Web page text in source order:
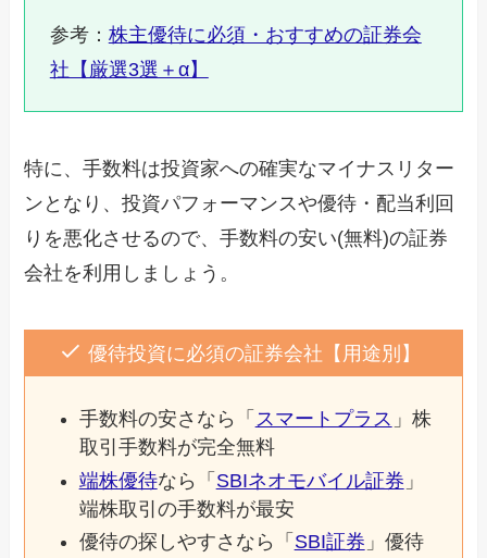
参考： 株主優待に必須・おすすめの証券会
社【厳選3選＋α】
特に、手数料は投資家への確実なマイナスリター
ンとなり、投資パフォーマンスや優待・配当利回
りを悪化させるので、手数料の安い(無料)の証券
会社を利用しましょう。
優待投資に必須の証券会社【用途別】
手数料の安さなら「 スマートプラス 」株
取引手数料が完全無料
端株優待なら「 SBIネオモバイル証券 」
端株取引の手数料が最安
優待の探しやすさなら「 SBI証券 」優待